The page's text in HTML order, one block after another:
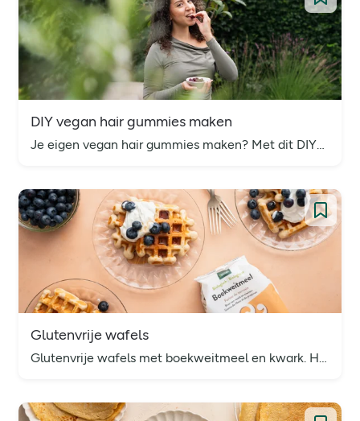
DIY vegan hair gummies maken
Je eigen vegan hair gummies maken? Met dit DIY-recept heb je in een mum van tijd heerlijke hair gummies met biotine gemaakt.
Glutenvrije wafels
Glutenvrije wafels met boekweitmeel en kwark. Heerlijk als ontbijt of tussendoortje, met fruit of een vleugje maple syrup. Bekijk het recept!